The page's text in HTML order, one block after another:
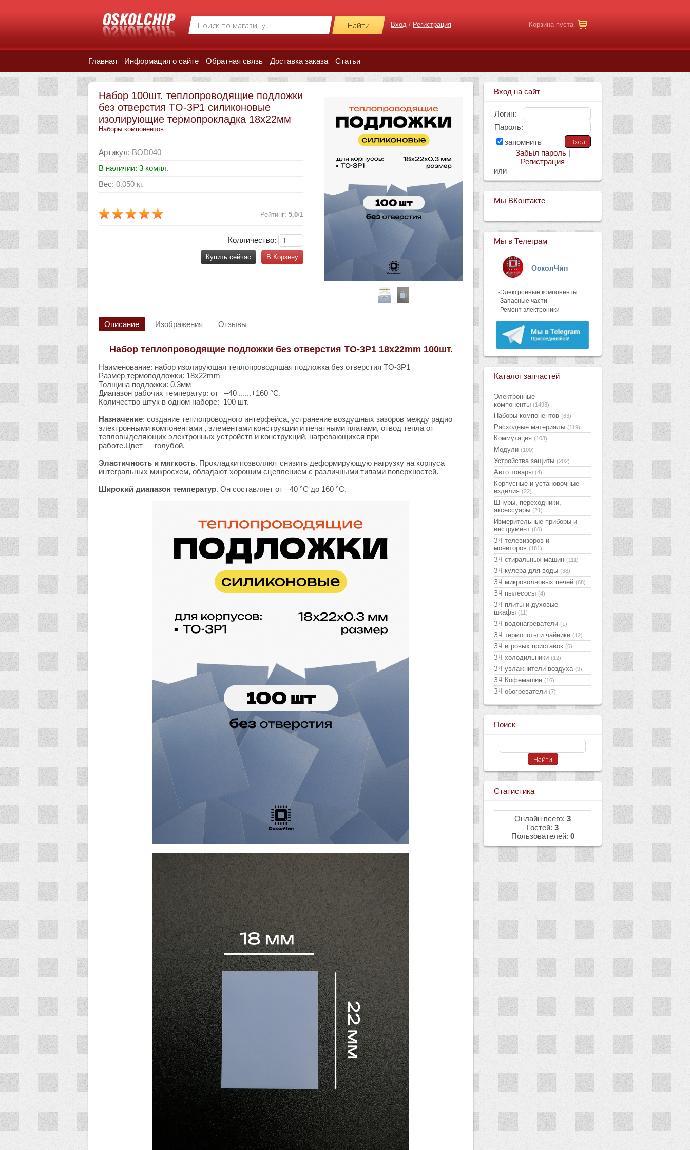
Корзина пуста
Вход / Регистрация
Главная Информация о сайте Обратная связь Доставка заказа Статьи
Набор 100шт. теплопроводящие подложки
без отверстия TO-3P1 силиконовые
изолирующие термопрокладка 18х22мм
Наборы компонентов
Артикул: BOD040
В наличии: 3 компл.
Вес: 0.050 кг.
Рейтинг: 5.0/1
Колличество:
В Корзину
Купить сейчас
Описание Изображения Отзывы
Набор теплопроводящие подложки без отверстия TO-3P1 18x22mm 100шт.
Наименование: набор изолирующая теплопроводящая подложка без отверстия TO-3P1
Размер термоподложки: 18x22mm
Толщина подложки: 0.3мм
Диапазон рабочих температур: от –40 ......+160 °C.
Количество штук в одном наборе: 100 шт.
Назначение: создание теплопроводного интерфейса, устранение воздушных зазоров между радио
электронными компонентами , элементами конструкции и печатными платами, отвод тепла от
тепловыделяющих электронных устройств и конструкций, нагревающихся при
работе.Цвет — голубой.
Эластичность и мягкость. Прокладки позволяют снизить деформирующую нагрузку на корпуса
интегральных микросхем, обладают хорошим сцеплением с различными типами поверхностей.
Широкий диапазон температур. Он составляет от −40 °C до 160 °C.
Вход на сайт
Логин:
Пароль:
запомнить
Забыл пароль|
Регистрация
или
Мы ВКонтакте
Мы в Телеграм
ОсколЧип
-Электронные компоненты
-Запасные части
-Ремонт электроники
Каталог запчастей
Электронные
компоненты (1493)
Наборы компонентов (63)
Расходные материалы (119)
Коммутация (103)
Модули (100)
Устройства защиты (202)
Авто товары (4)
Корпусные и установочные
изделия (22)
Шнуры, переходники,
аксессуары (21)
Измерительные приборы и
инструмент (60)
ЗЧ телевизоров и
мониторов (181)
ЗЧ стиральных машин (111)
ЗЧ кулера для воды (38)
ЗЧ микроволновых печей (68)
ЗЧ пылесосы (4)
ЗЧ плиты и духовые
шкафы (11)
ЗЧ водонагреватели (1)
ЗЧ термопоты и чайники (12)
ЗЧ игровых приставок (6)
ЗЧ холодильники (12)
ЗЧ увлажнители воздуха (9)
ЗЧ Кофемашин (16)
ЗЧ обогреватели (7)
Поиск
Статистика
Онлайн всего: 3
Гостей: 3
Пользователей: 0